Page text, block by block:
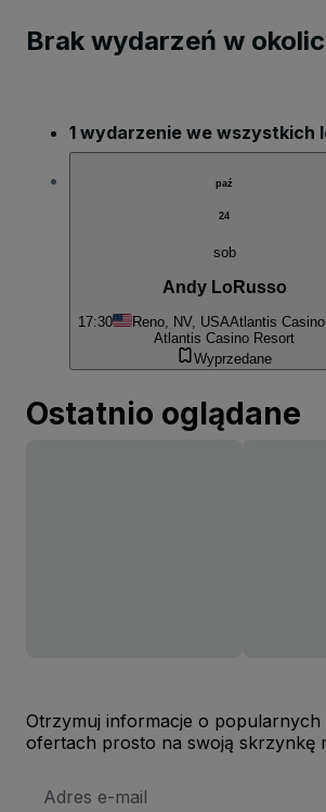
Brak wydarzeń w
1 wydarzenie we wszystkich
paź
24
sob
Andy LoRusso
17:30 Reno, NV, USAAtlantis
Atlantis Casino Resort
Wyprzedane
Ostatnio oglądane
Otrzymuj informacje o popularnych
ofertach prosto na swoją skrzynkę
e-